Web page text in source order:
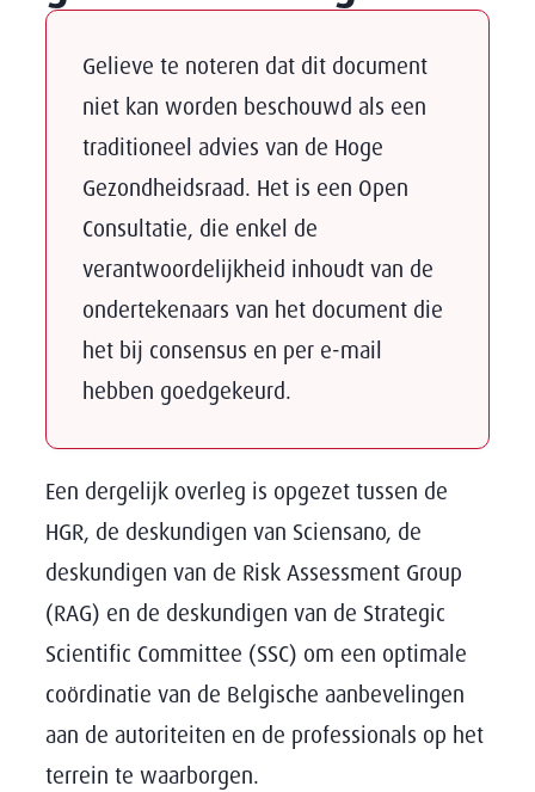
Gelieve te noteren dat dit document
niet kan worden beschouwd als een
traditioneel advies van de Hoge
Gezondheidsraad. Het is een Open
Consultatie, die enkel de
verantwoordelijkheid inhoudt van de
ondertekenaars van het document die
het bij consensus en per e-mail
hebben goedgekeurd.
Een dergelijk overleg is opgezet tussen de
HGR, de deskundigen van Sciensano, de
deskundigen van de Risk Assessment Group
(RAG) en de deskundigen van de Strategic
Scientific Committee (SSC) om een optimale
coördinatie van de Belgische aanbevelingen
aan de autoriteiten en de professionals op het
terrein te waarborgen.